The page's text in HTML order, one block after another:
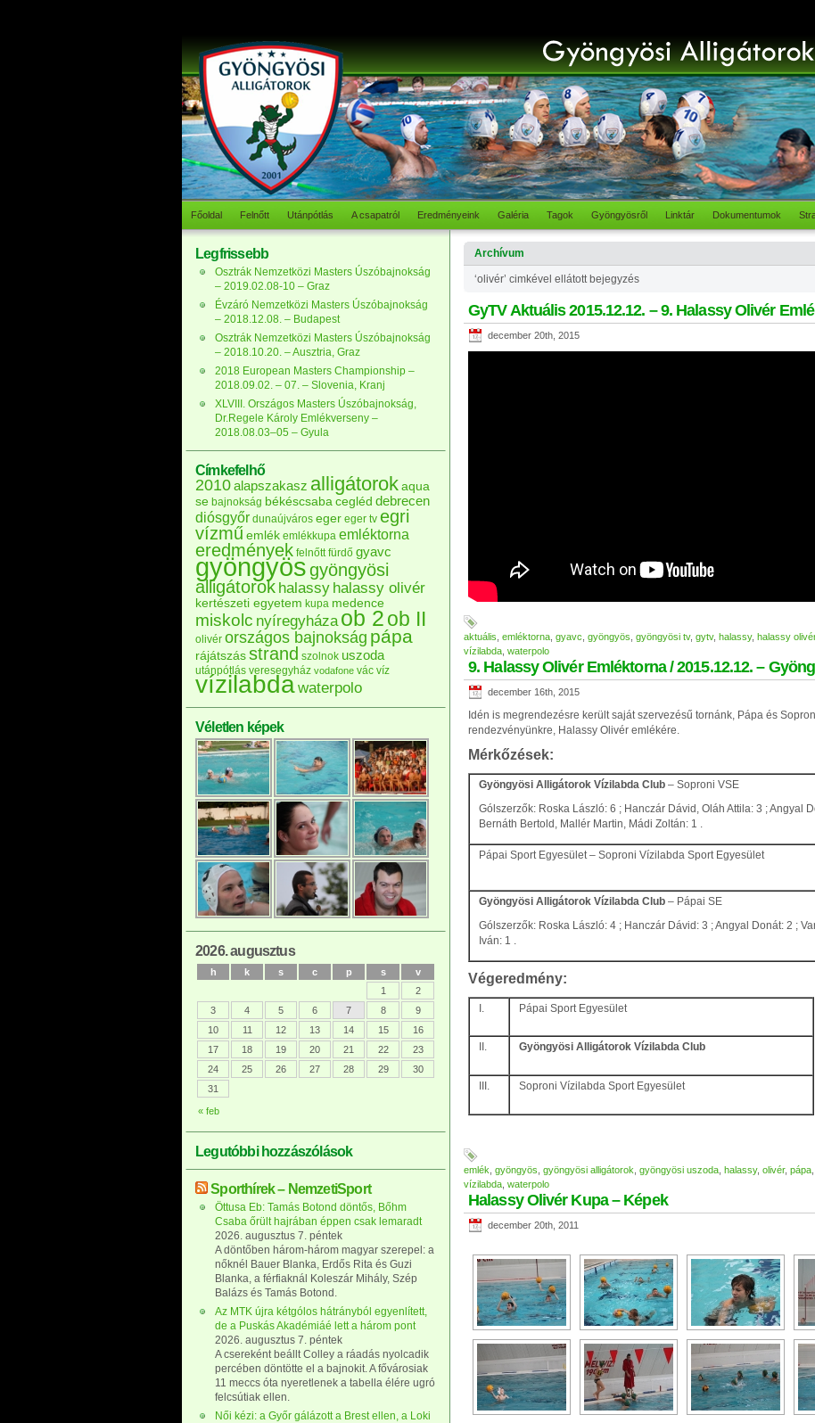
Főoldal Felnőtt Utánpótlás A csapatról Eredményeink Galéria Tagok Gyöngyösről Linktár Dokumentumok
Archívum
‘olivér’ cimkével ellátott bejegyzés
GyTV Aktuális 2015.12.12. – 9. Halassy Olivér
december 20th, 2015
aktuális emléktorna gyavc gyöngyös gyöngyösi tv, gytv, halassy, halassy olivér
vízilabda waterpolo
9. Halassy Olivér Emléktorna / 2015.12.12. –
december 16th, 2015
Idén is megrendezésre került saját szervezésű tornánk, Pápa és
rendezvényünkre, Halassy Olivér emlékére.
Mérkőzések:
Gyöngyösi Alligátorok Vízilabda Club – Soproni VSE
Gólszerzők: Roska László: 6 ; Hanczár Dávid, Oláh Attila: 3 ; Angyal
Bernáth Bertold, Mallér Martin, Mádi Zoltán: 1 .
Pápai Sport Egyesület – Soproni Vízilabda Sport Egyesület
Gyöngyösi Alligátorok Vízilabda Club – Pápai SE
Gólszerzők: Roska László: 4 ; Hanczár Dávid: 3 ; Angyal Donát: 2 ;
Iván: 1 .
Végeredmény:
I. Pápai Sport Egyesület
II. Gyöngyösi Alligátorok Vízilabda Club
III. Soproni Vízilabda Sport Egyesület
emlék gyöngyös gyöngyösi alligátorok gyöngyösi uszoda halassy, olivér, pápa
vízilabda waterpolo
Halassy Olivér Kupa – Képek
december 20th, 2011
Legfrissebb
Osztrák Nemzetközi Masters Úszóbajnokság
– 2019.02.08-10 – Graz
Évzáró Nemzetközi Masters Úszóbajnokság
– 2018.12.08. – Budapest
Osztrák Nemzetközi Masters Úszóbajnokság
– 2018.10.20. – Ausztria, Graz
2018 European Masters Championship –
2018.09.02. – 07. – Slovenia, Kranj
XLVIII. Országos Masters Úszóbajnokság,
Dr.Regele Károly Emlékverseny –
2018.08.03–05 – Gyula
Címkefelhő
2010alapszakasz alligátorokaqua
se bajnokság békéscsaba cegléd debrecen
diósgyőr dunaújváros eger eger tv egri
vízműemlék emlékkupa emléktorna
eredmények felnőtt fürdő gyavc
gyöngyösgyöngyösi
alligátorok halassy halassy olivér
kertészeti egyetem kupa medence
miskolc nyíregyháza ob 2ob II
olivér országos bajnokság pápa
rájátszás strand szolnok uszoda
utánpótlás veresegyház vodafone vác víz
vízilabdawaterpolo
Véletlen képek
2026. augusztus
h k s c p s v
« feb
1
2
3
4 5 6 7 8
9
10
11 12 13 14 15
16
17
18 19 20 21 22
23
24
25 26 27 28 29
30
31
Legutóbbi hozzászólások
Sporthírek – NemzetiSport
Öttusa Eb: Tamás Botond döntős, Bőhm
Csaba őrült hajrában éppen csak lemaradt
2026. augusztus 7. péntek
A döntőben három-három magyar szerepel: a
nőknél Bauer Blanka, Erdős Rita és Guzi
Blanka, a férfiaknál Koleszár Mihály, Szép
Balázs és Tamás Botond.
Az MTK újra kétgólos hátrányból egyenlített,
de a Puskás Akadémiáé lett a három pont
2026. augusztus 7. péntek
A csereként beállt Colley a ráadás nyolcadik
percében döntötte el a bajnokit. A fővárosiak
11 meccs óta nyeretlenek a tabella élére ugró
felcsútiak ellen.
Női kézi: a Győr gálázott a Brest ellen, a Loki